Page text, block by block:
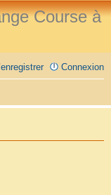
Course à
Connexion